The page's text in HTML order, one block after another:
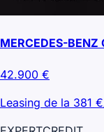
MERCEDES-
42.900 €
Leasing de la 381